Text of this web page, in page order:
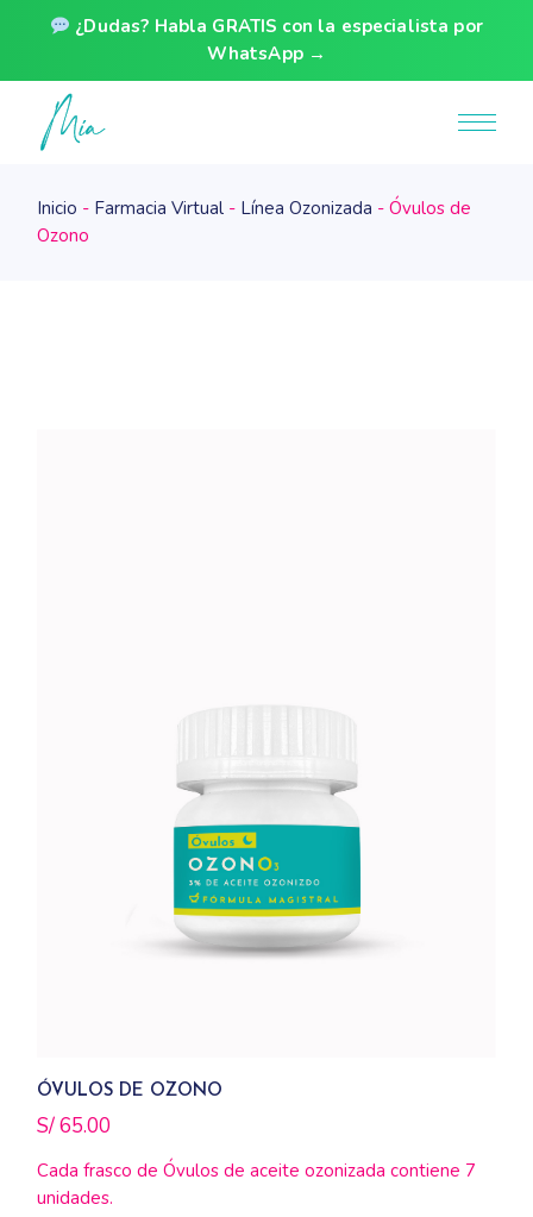
¿Dudas? Habla GRATIS con la especialista por
WhatsApp →
Skip
content
Inicio Farmacia Virtual Línea Ozonizada
Óvulos de
Ozono
ÓVULOS DE OZONO
S/65.00
Cada frasco de Óvulos de aceite ozonizada contiene 7
unidades.